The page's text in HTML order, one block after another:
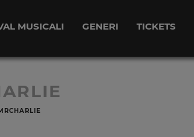
MUSICALI GENERI TICKETS